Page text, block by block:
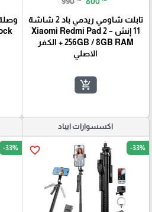
تابلت شاومي ريدمي باد 2 شاشة
11 إنش – Xiaomi Redmi Pad 2
256GB / 8GB RAM + الكفر
الاصلي
add_shopping_cart
اكسسوارات ايباد
favorite_border -33%
-33%